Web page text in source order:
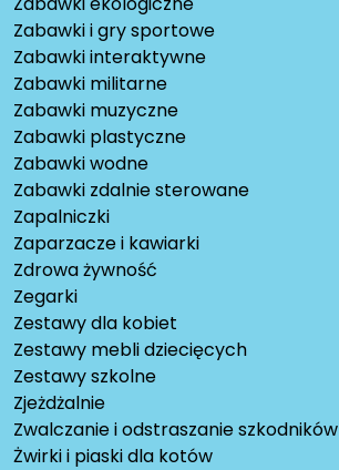
Zabawki i gry sportowe
Zabawki interaktywne
Zabawki militarne
Zabawki muzyczne
Zabawki plastyczne
Zabawki wodne
Zabawki zdalnie sterowane
Zapalniczki
Zaparzacze i kawiarki
Zdrowa żywność
Zegarki
Zestawy dla kobiet
Zestawy mebli dziecięcych
Zestawy szkolne
Zjeżdżalnie
Zwalczanie i odstraszanie szkodników
Żwirki i piaski dla kotów